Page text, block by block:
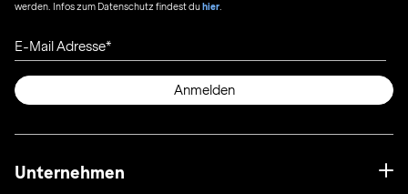
werden. Infos zum Datenschutz findest duhier
E-Mail Adresse
Anmelden
Unternehmen